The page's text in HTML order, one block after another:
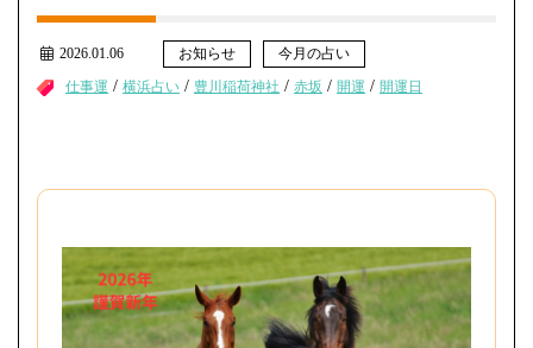
2026.01.06 お知らせ
今月の占い
仕事運 / 横浜占い / 豊川稲荷神社 / 赤坂 / 開運 / 開運日